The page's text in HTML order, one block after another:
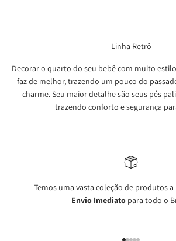
Linha Retrô
Decorar o quarto do seu bebê com muito
faz de melhor, trazendo um pouco do
charme. Seu maior detalhe são seus pés
trazendo conforto e segurança
Temos uma vasta coleção de produtos
Envio Imediatopara todo o